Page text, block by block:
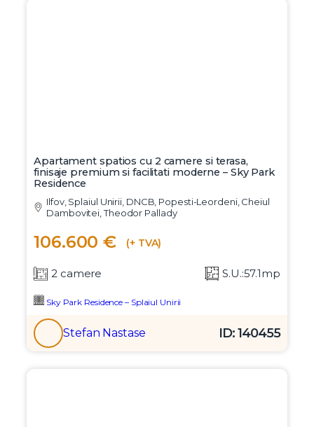
Apartament spatios cu 2 camere si terasa,
finisaje premium si facilitati moderne – Sky Park
Residence
Ilfov, Splaiul Unirii, DNCB, Popesti-Leordeni, Cheiul
Dambovitei, Theodor Pallady
106.600 € (+ TVA)
2 camere S.U.:57.1mp
Sky Park Residence – Splaiul Unirii
Stefan Nastase ID: 140455